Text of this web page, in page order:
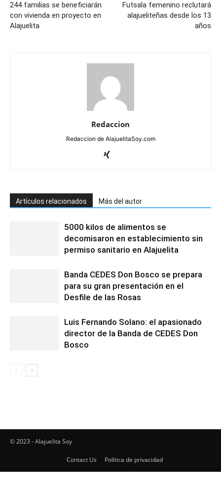
244 familias se beneficiarán
con vivienda en proyecto en
Alajuelita
Futsala femenino reclutará
alajueliteñas desde los 13
años
Redaccion
Redaccion de AlajuelitaSoy.com
Artículos relacionados Más del autor
5000 kilos de alimentos se
decomisaron en establecimiento sin
permiso sanitario en Alajuelita
Banda CEDES Don Bosco se prepara
para su gran presentación en el
Desfile de las Rosas
Luis Fernando Solano: el apasionado
director de la Banda de CEDES Don
Bosco
© 2023 - Alajuelita Soy
Contact Us Política de privacidad